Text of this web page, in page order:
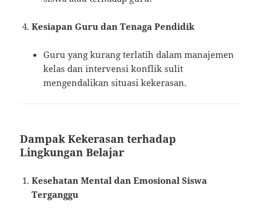
Kesiapan Guru dan Tenaga Pendidik
Guru yang kurang terlatih dalam manajemen
kelas dan intervensi konflik sulit
mengendalikan situasi kekerasan.
Dampak Kekerasan terhadap
Lingkungan Belajar
Kesehatan Mental dan Emosional Siswa
Terganggu